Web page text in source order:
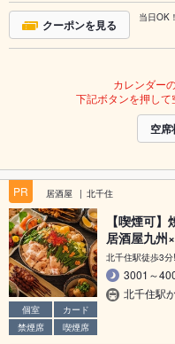
クーポンを見る 当日OK
カレンダー
下記ボタンを押して
空席
PR 居酒屋 北千住
個室
カード
禁煙席
喫煙席
【喫煙可
居酒屋九州
北千住駅徒歩3
3001～
北千住駅